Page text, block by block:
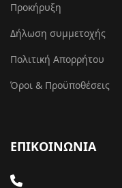
Προκήρυξη
Δήλωση συμμετοχής
Πολιτική Απορρήτου
Όροι & Προϋποθέσεις
ΕΠΙΚΟΙΝΩΝΙΑ